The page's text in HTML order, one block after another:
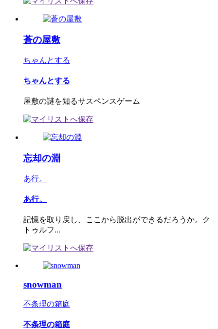
蒼の屋敷
ちゃんとする
ちゃんとする
屋敷の謎を知るサスペンスゲーム
忘却の淵
あ行。
あ行。
記憶を取り戻し、ここから脱出ができるだろうか。ク
トゥルフ...
snowman
不条理の箱庭
不条理の箱庭